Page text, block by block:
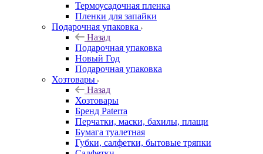
Термоусадочная пленка
Пленки для запайки
Подарочная упаковка
Назад
Подарочная упаковка
Новый Год
Подарочная упаковка
Хозтовары
Назад
Хозтовары
Бренд Paterra
Перчатки, маски, бахилы, плащи
Бумага туалетная
Губки, салфетки, бытовые тряпки